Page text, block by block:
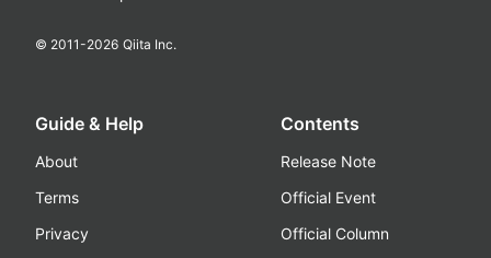
© 2011-2026 Qiita Inc.
Guide & Help
About
Terms
Privacy
Contents
Release Note
Official Event
Official Column